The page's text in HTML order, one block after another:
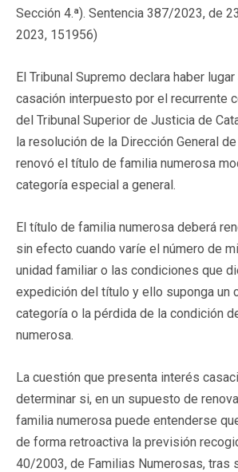
Sección 4.ª). Sentencia 387/2023, de
2023, 151956)
El Tribunal Supremo declara haber
casación interpuesto por el recurrente
del Tribunal Superior de Justicia de
la resolución de la Dirección General
renovó el título de familia numerosa
categoría especial a general.
El título de familia numerosa deberá
sin efecto cuando varíe el número de
unidad familiar o las condiciones que
expedición del título y ello suponga un
categoría o la pérdida de la condición
numerosa.
La cuestión que presenta interés
determinar si, en un supuesto de
familia numerosa puede entenderse
de forma retroactiva la previsión
40/2003, de Familias Numerosas, tras